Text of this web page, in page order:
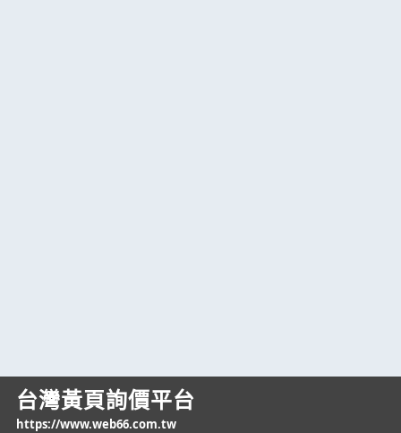
台灣黃頁詢價平台
https://www.web66.com.tw